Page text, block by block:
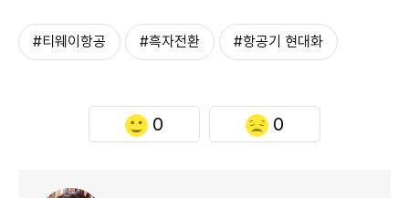
#티웨이항공 #흑자전환 #항공기 현대화
0 0